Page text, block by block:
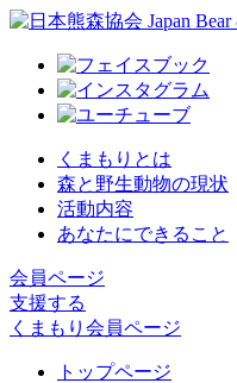
くまもりとは
森と野生動物の現状
活動内容
あなたにできること
会員ページ
支援する
くまもり会員ページ
トップページ